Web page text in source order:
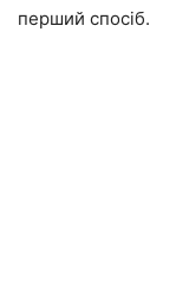
перший спосіб.